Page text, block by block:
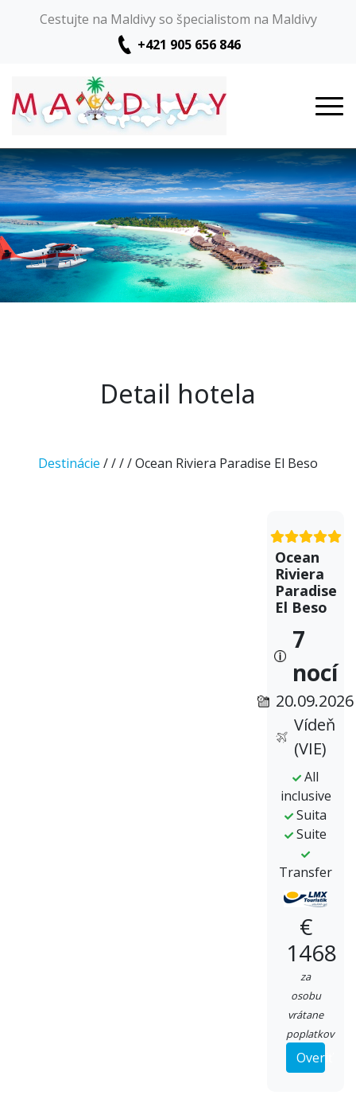
Cestujte na Maldivy so špecialistom na Maldivy
+421 905 656 846
Detail hotela
Destinácie //// Ocean Riviera Paradise El Beso
Ocean
Riviera
Paradise
El Beso
7
nocí
20.09.2026
Vídeň
(VIE)
All
inclusive
Suita
Suite
Transfer
€
1468
za
osobu
vrátane
poplatkov
Overiť